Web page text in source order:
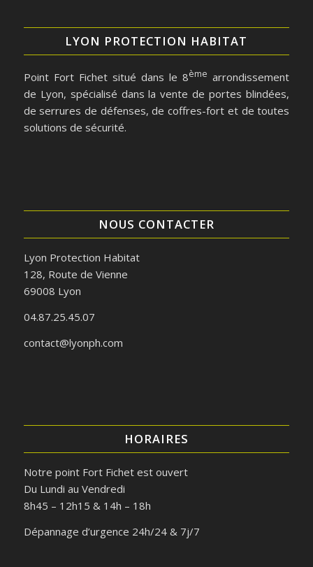
LYON PROTECTION HABITAT
Point Fort Fichet situé dans le 8ème arrondissement
de Lyon, spécialisé dans la vente de portes blindées,
de serrures de défenses, de coffres-fort et de toutes
solutions de sécurité.
NOUS CONTACTER
Lyon Protection Habitat
128, Route de Vienne
69008 Lyon
04.87.25.45.07
contact@lyonph.com
HORAIRES
Notre point Fort Fichet est ouvert
Du Lundi au Vendredi
8h45 – 12h15 & 14h – 18h
Dépannage d’urgence 24h/24 & 7j/7